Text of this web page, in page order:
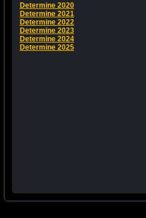
Determine 2020
Determine 2021
Determine 2022
Determine 2023
Determine 2024
Determine 2025